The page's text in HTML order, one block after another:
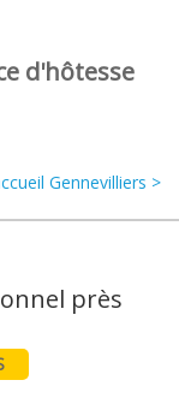
d'hôtesse
Gennevilliers >
près